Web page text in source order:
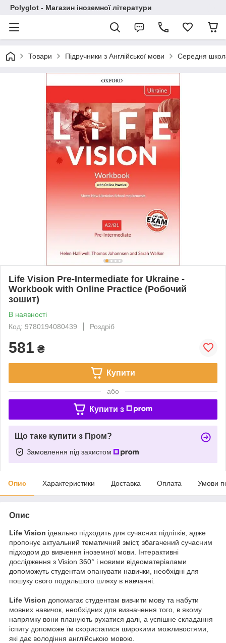
Polyglot - Магазин іноземної літератури
Товари Підручники з Англійської мови Середня
Life Vision Pre-Intermediate for Ukraine -
Workbook with Online Practice (Робочий
зошит)
В наявності
Код: 9780194080439
Роздріб
581 ₴
Купити
або
Купити з
Що таке купити з Пром?
Замовлення під захистом
Опис Характеристики Доставка Оплата Умови
Опис
Life Vision ідеально підходить для сучасних підлітків, адже
пропонує актуальний тематичний зміст, збагачений сучасним
підходом до вивчення іноземної мови. Інтерактивні
дослідження з Vision 360° і новими відеоматеріалами
допоможуть студентам опанувати навички, необхідні для
пошуку свого подальшого шляху в навчанні.
Life Vision допомагає студентам вивчити мову та набути
мовних навичок, необхідних для визначення того, в якому
напрямку вони планують рухатися далі, а успішне складання
іспиту допоможе їм скористатися широкими можливостями,
які дає володіння англійською мовою.